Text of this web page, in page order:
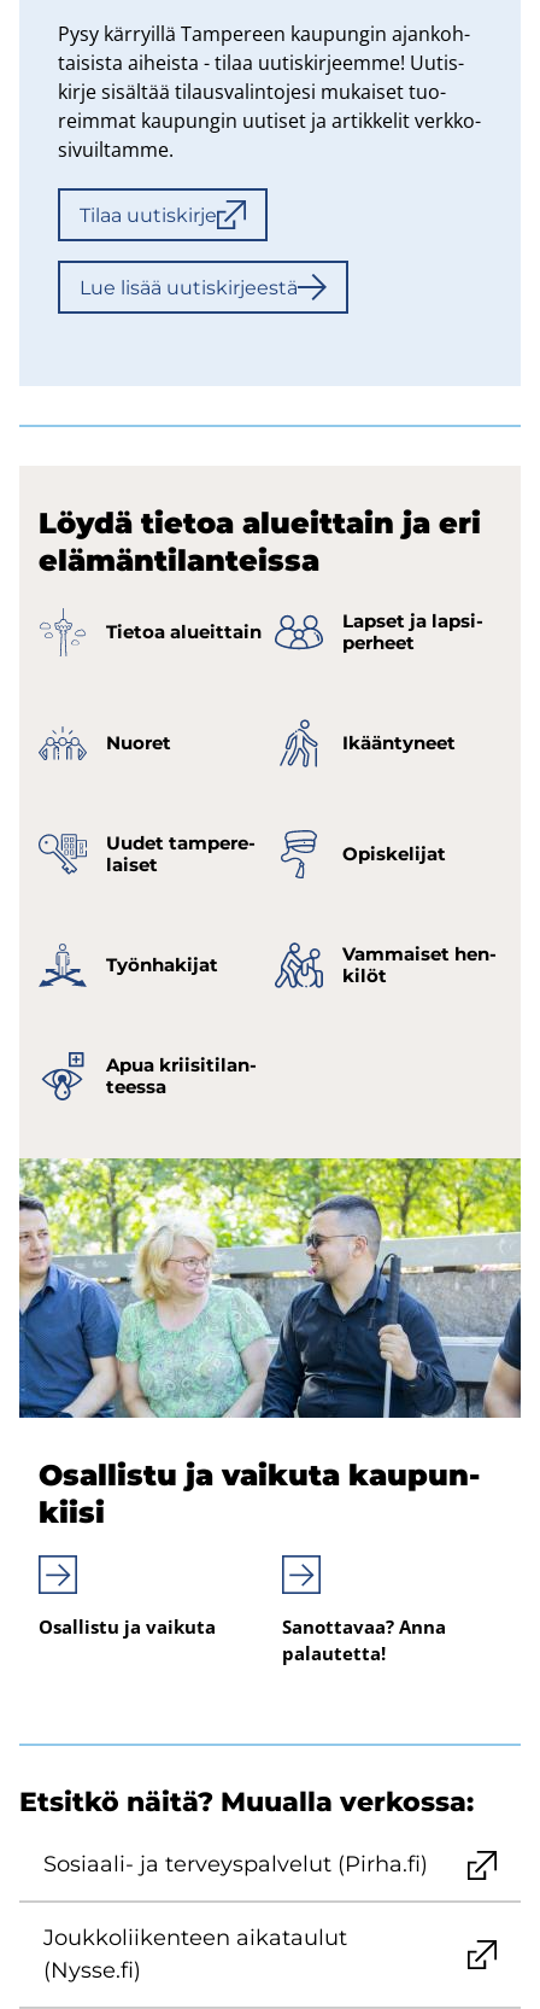
Pysy kär­ryil­lä Tam­pe­reen kau­pun­gin ajan­koh­
tai­sis­ta ai­heis­ta - tilaa uu­tis­kir­jeem­me! Uu­tis­
kir­je si­säl­tää ti­laus­va­lin­to­je­si mu­kai­set tuo­
reim­mat kau­pun­gin uu­ti­set ja ar­tik­ke­lit verk­ko­
si­vuil­tam­me.
Tilaa uu­tis­kir­je
Lue lisää uu­tis­kir­jees­tä
Löydä tie­toa alueit­tain ja eri
elä­män­ti­lan­teis­sa
Tie­toa alueit­tain
Lap­set ja lap­si­
per­heet
Nuo­ret Ikään­ty­neet
Uudet tam­pe­re­
lai­set
Opis­ke­li­jat
Työn­ha­ki­jat
Vam­mai­set hen­
ki­löt
Apua krii­si­ti­lan­
tees­sa
Osal­lis­tu ja vai­ku­ta kau­pun­
kii­si
Osallistu ja vaikuta
Sanottavaa? Anna
palautetta!
Et­sit­kö näitä? Muu­al­la ver­kos­sa:
Sosiaali-​ ja ter­veys­pal­ve­lut (Pirha.fi)
Jouk­ko­lii­ken­teen ai­ka­tau­lut
(Nysse.fi)